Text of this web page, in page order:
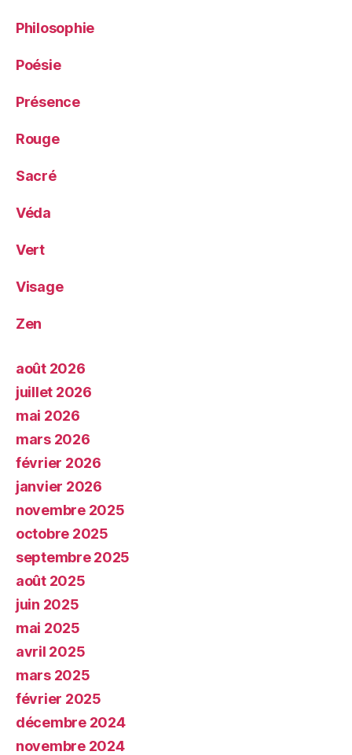
Philosophie
Poésie
Présence
Rouge
Sacré
Véda
Vert
Visage
Zen
août 2026
juillet 2026
mai 2026
mars 2026
février 2026
janvier 2026
novembre 2025
octobre 2025
septembre 2025
août 2025
juin 2025
mai 2025
avril 2025
mars 2025
février 2025
décembre 2024
novembre 2024